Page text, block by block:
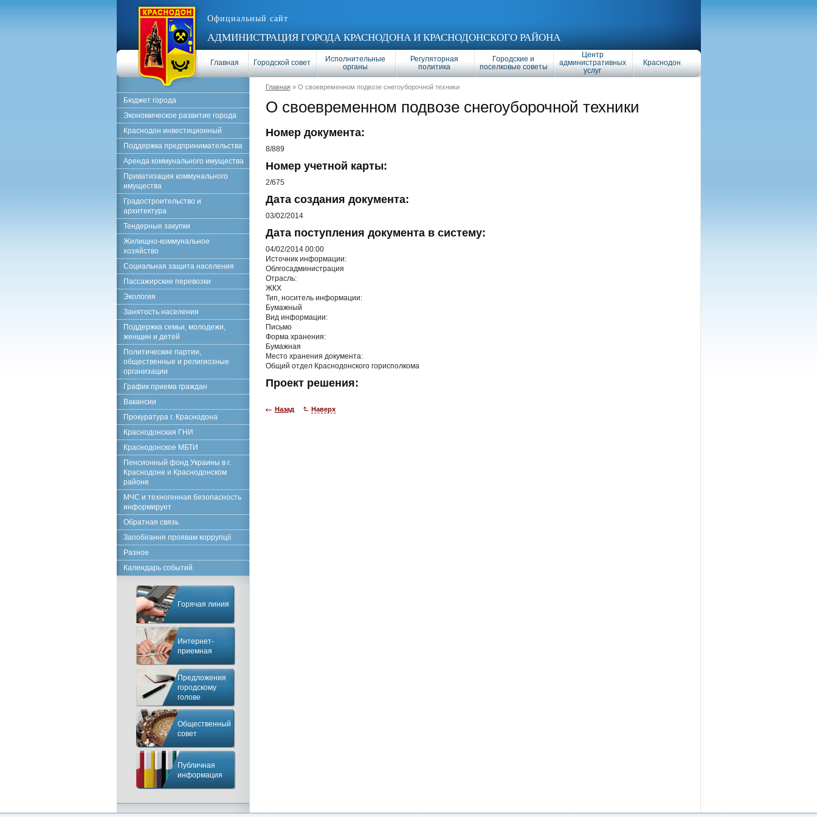
Официальный сайт
АДМИНИСТРАЦИЯ ГОРОДА КРАСНОДОНА И КРАСНОДОНСКОГО РАЙОНА
Главная Городской совет
Исполнительные
органы
Регуляторная
политика
Городские и
поселковые советы
Центр
административных
услуг
Краснодон
Главная» О своевременном подвозе снегоуборочной техники
О своевременном подвозе снегоуборочной техники
Номер документа:
8/889
Номер учетной карты:
2/675
Дата создания документа:
03/02/2014
Дата поступления документа в систему:
04/02/2014 00:00
Источник информации:
Облгосадминистрация
Отрасль:
ЖКХ
Тип, носитель информации:
Бумажный
Вид информации:
Письмо
Форма хранения:
Бумажная
Место хранения документа:
Общий отдел Краснодонского горисполкома
Проект решения:
Назад Наверх
Бюджет города
Экономическое развитие города
Краснодон инвестиционный
Поддержка предпринимательства
Аренда коммунального имущества
Приватизация коммунального
имущества
Градостроительство и
архитектура
Тендерные закупки
Жилищно-коммунальное
хозяйство
Социальная защита населения
Пассажирские перевозки
Экология
Занятость населения
Поддержка семьи, молодежи,
женщин и детей
Политические партии,
общественные и религиозные
организации
График приема граждан
Вакансии
Прокуратура г. Краснодона
Краснодонская ГНИ
Краснодонское МБТИ
Пенсионный фонд Украины в г.
Краснодоне и Краснодонском
районе
МЧС и техногенная безопасность
информирует
Обратная связь
Запобігання проявам коррупції
Разное
Календарь событий
Горячая линия
Интернет-
приемная
Предложения
городскому
голове
Общественный
совет
Публичная
информация